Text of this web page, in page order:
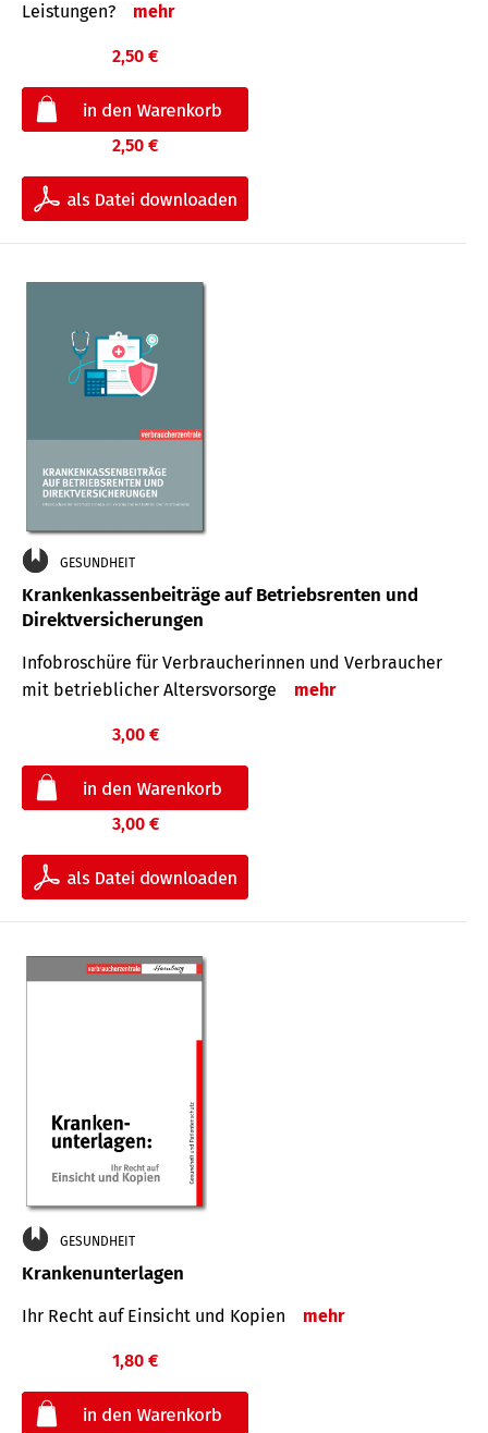
Leis­tungen?
mehr
2,50 €
2,50 €
GESUNDHEIT
Krankenkassenbeiträge auf Betriebsrenten und
Direktversicherungen
Infobroschüre für Verbraucherinnen und Verbraucher
mit betrieblicher Altersvorsorge
mehr
3,00 €
3,00 €
GESUNDHEIT
Krankenunterlagen
Ihr Recht auf Einsicht und Kopien mehr
1,80 €